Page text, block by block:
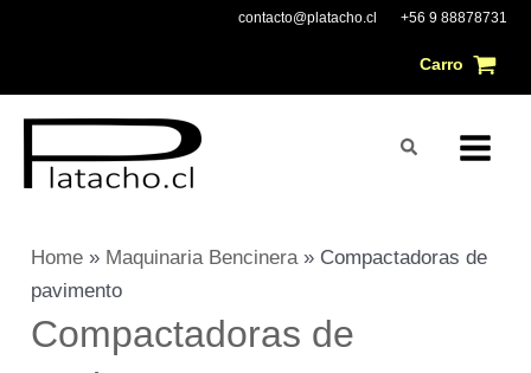
contacto@platacho.cl +56 9 88878731
Carro
Buscar
Main
Menu
Home » Maquinaria Bencinera» Compactadoras de
pavimento
Compactadoras de